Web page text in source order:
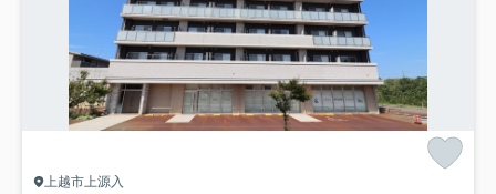
上越市上源入